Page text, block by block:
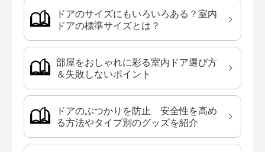
ドアのサイズにもいろいろある？室内
ドアの標準サイズとは？
部屋をおしゃれに彩る室内ドア選び方
＆失敗しないポイント
ドアのぶつかりを防止 安全性を高め
る方法やタイプ別のグッズを紹介